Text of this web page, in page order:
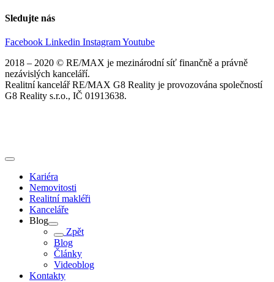
Sledujte nás
Facebook Linkedin InstagramYoutube
2018 – 2020 © RE/MAX je mezinárodní síť finančně a právně
nezávislých kanceláří.
Realitní kancelář RE/MAX G8 Reality je provozována společností
G8 Reality s.r.o., IČ 01913638.
Kariéra
Nemovitosti
Realitní makléři
Kanceláře
Blog
Zpět
Blog
Články
Videoblog
Kontakty